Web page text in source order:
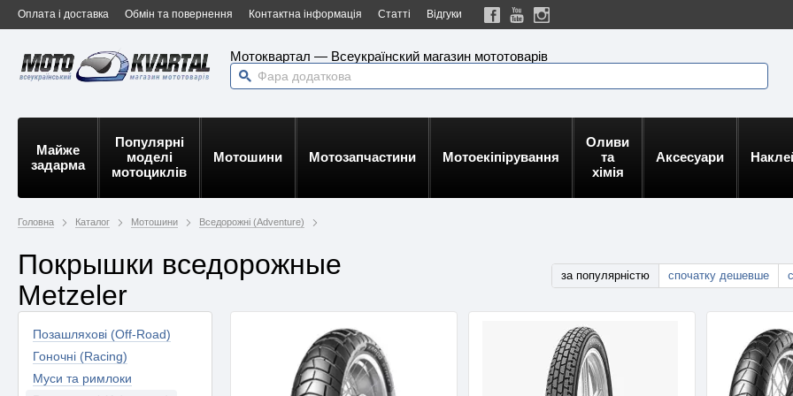
Оплата і доставка Обмін та повернення Контактна інформація Статті Відгуки
Мотоквартал — Всеукраїнский магазин мототоварів
Майже
задарма
Популярні
моделі
мотоциклів
Мотошини Мотозапчастини Мотоекіпірування
Оливи
та
хімія
Аксесуари
Головна Каталог Мотошини Вседорожні (Adventure)
Покрышки вседорожные
Metzeler
за популярністю спочатку дешевше
Позашляхові (Off-Road)
Гоночні (Racing)
Муси та римлоки